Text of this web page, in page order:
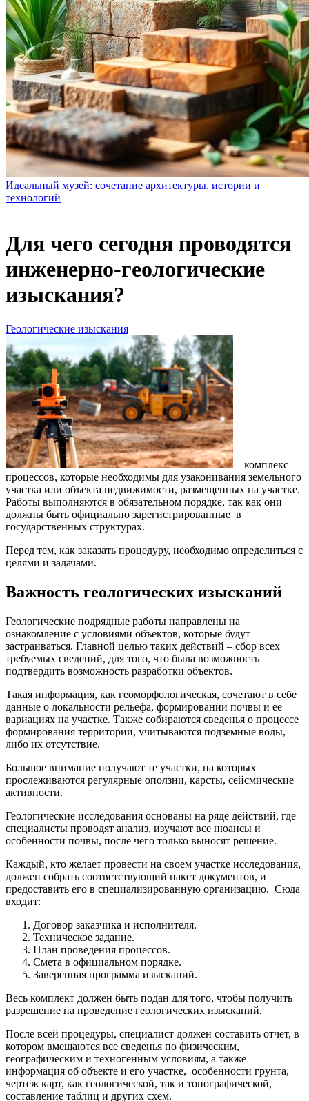
Идеальный музей: сочетание архитектуры, истории и
технологий
Для чего сегодня проводятся
инженерно-геологические
изыскания?
Геологические изыскания
– комплекс
процессов, которые необходимы для узаконивания земельного
участка или объекта недвижимости, размещенных на участке.
Работы выполняются в обязательном порядке, так как они
должны быть официально зарегистрированные в
государственных структурах.
Перед тем, как заказать процедуру, необходимо определиться с
целями и задачами.
Важность геологических изысканий
Геологические подрядные работы направлены на
ознакомление с условиями объектов, которые будут
застраиваться. Главной целью таких действий – сбор всех
требуемых сведений, для того, что была возможность
подтвердить возможность разработки объектов.
Такая информация, как геоморфологическая, сочетают в себе
данные о локальности рельефа, формировании почвы и ее
вариациях на участке. Также собираются сведенья о процессе
формирования территории, учитываются подземные воды,
либо их отсутствие.
Большое внимание получают те участки, на которых
прослеживаются регулярные оползни, карсты, сейсмические
активности.
Геологические исследования основаны на ряде действий, где
специалисты проводят анализ, изучают все нюансы и
особенности почвы, после чего только выносят решение.
Каждый, кто желает провести на своем участке исследования,
должен собрать соответствующий пакет документов, и
предоставить его в специализированную организацию. Сюда
входит:
Договор заказчика и исполнителя.
Техническое задание.
План проведения процессов.
Смета в официальном порядке.
Заверенная программа изысканий.
Весь комплект должен быть подан для того, чтобы получить
разрешение на проведение геологических изысканий.
После всей процедуры, специалист должен составить отчет, в
котором вмещаются все сведенья по физическим,
географическим и техногенным условиям, а также
информация об объекте и его участке, особенности грунта,
чертеж карт, как геологической, так и топографической,
составление таблиц и других схем.